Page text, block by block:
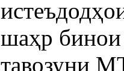
шаҳр бинои
тавозуни